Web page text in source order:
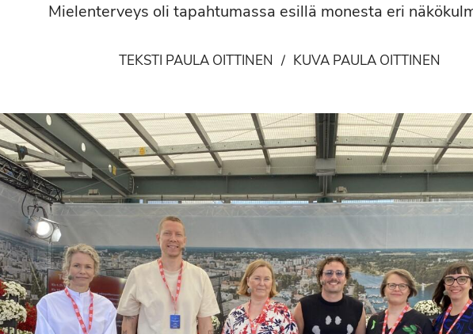
Mielenterveys oli tapahtumassa esillä monesta eri
TEKSTI PAULA OITTINEN / KUVA PAULA OITTINEN